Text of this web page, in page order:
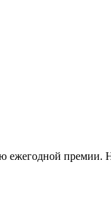
ежегодной премии.